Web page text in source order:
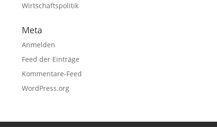
Wirtschaftspolitik
Meta
Anmelden
Feed der Einträge
Kommentare-Feed
WordPress.org